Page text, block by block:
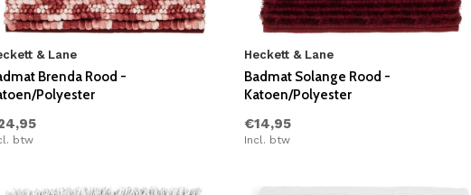
& Lane
Brenda Rood -
Polyester
btw
Heckett & Lane
Badmat Solange Rood -
Katoen/Polyester
€14,95
Incl. btw